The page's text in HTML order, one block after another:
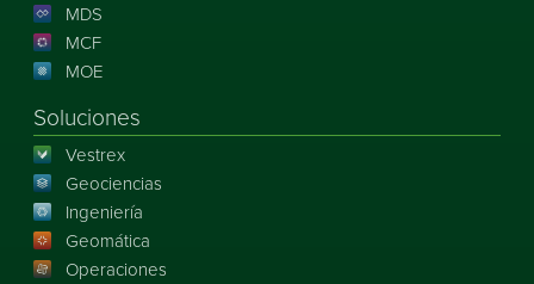
MDS
MCF
MOE
Soluciones
Vestrex
Geociencias
Ingeniería
Geomática
Operaciones